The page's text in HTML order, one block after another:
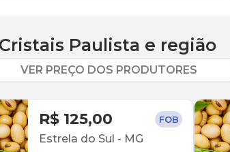
Cristais Paulista e região
VER PREÇO DOS PRODUTORES
R$ 125,00 FOB
Estrela do Sul - MG